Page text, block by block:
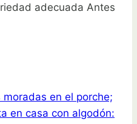
adecuada Antes